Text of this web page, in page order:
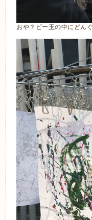
おや？ビー玉の中にどん